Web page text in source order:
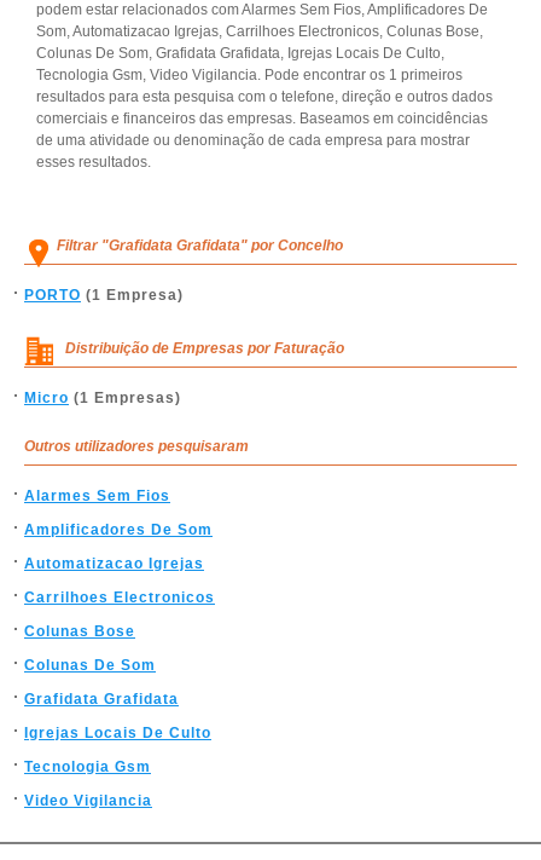
podem estar relacionados com Alarmes Sem Fios, Amplificadores De
Som, Automatizacao Igrejas, Carrilhoes Electronicos, Colunas Bose,
Colunas De Som, Grafidata Grafidata, Igrejas Locais De Culto,
Tecnologia Gsm, Video Vigilancia. Pode encontrar os 1 primeiros
resultados para esta pesquisa com o telefone, direção e outros dados
comerciais e financeiros das empresas. Baseamos em coincidências
de uma atividade ou denominação de cada empresa para mostrar
esses resultados.
Filtrar "Grafidata Grafidata" por Concelho
PORTO (1 Empresa)
Distribuição de Empresas por Faturação
Micro (1 Empresas)
Outros utilizadores pesquisaram
Alarmes Sem Fios
Amplificadores De Som
Automatizacao Igrejas
Carrilhoes Electronicos
Colunas Bose
Colunas De Som
Grafidata Grafidata
Igrejas Locais De Culto
Tecnologia Gsm
Video Vigilancia